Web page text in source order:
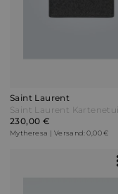
Saint Laurent
230,00 €
Mytheresa | Versand: 0,00 €